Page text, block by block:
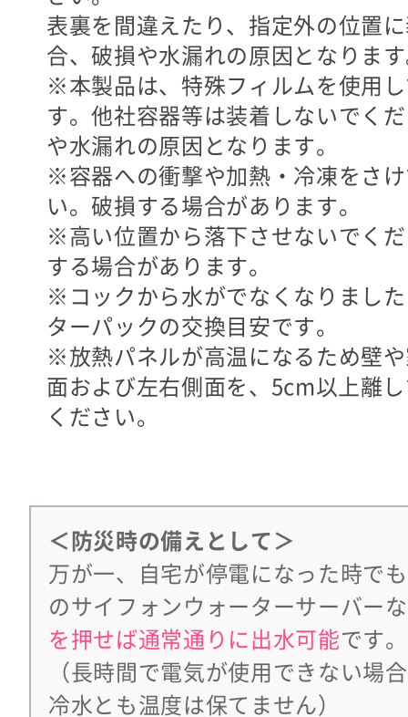
表裏を間違えたり、指定外の位置
合、破損や水漏れの原因となりま
※本製品は、特殊フィルムを使用
す。他社容器等は装着しないでく
や水漏れの原因となります。
※容器への衝撃や加熱・冷凍をさ
い。破損する場合があります。
※高い位置から落下させないでく
する場合があります。
※コックから水がでなくなりまし
ターパックの交換目安です。
※放熱パネルが高温になるため壁
面および左右側面を、5cm以上離
ください。
＜防災時の備えとして＞
万が一、自宅が停電になった時で
のサイフォンウォーターサーバー
を押せば通常通りに出水可能です。
（長時間で電気が使用できない場
冷水とも温度は保てません）